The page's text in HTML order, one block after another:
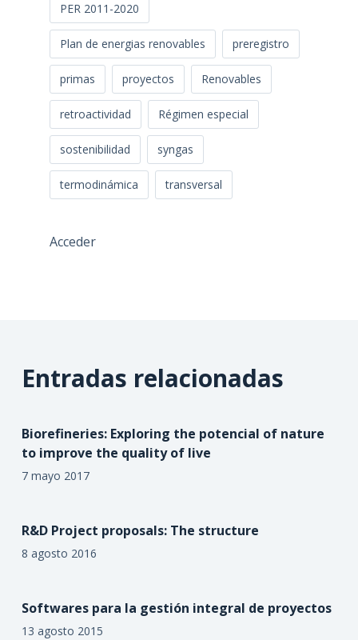
PER 2011-2020
Plan de energias renovables preregistro
primas proyectos Renovables
retroactividad Régimen especial
sostenibilidad syngas
termodinámica transversal
Acceder
Entradas relacionadas
Biorefineries: Exploring the potencial of nature
to improve the quality of live
7 mayo 2017
R&D Project proposals: The structure
8 agosto 2016
Softwares para la gestión integral de proyectos
13 agosto 2015